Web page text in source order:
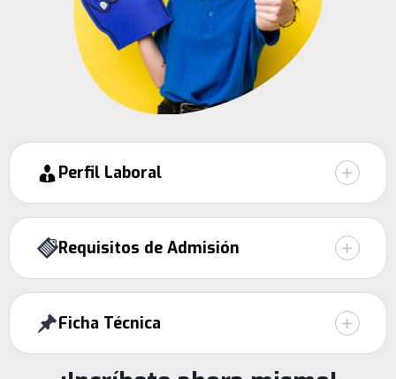
Perfil Laboral
Requisitos de Admisión
Ficha Técnica